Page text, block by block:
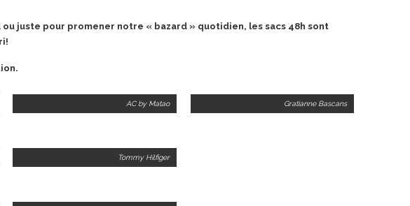
juste pour promener notre « bazard » quotidien, les sacs 48h sont
AC by Matao Gratianne Bascans
Tommy Hilfiger